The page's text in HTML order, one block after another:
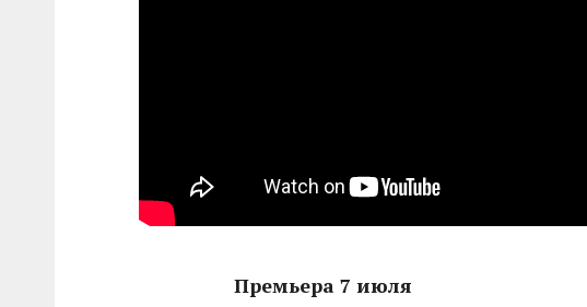
Премьера 7 июля